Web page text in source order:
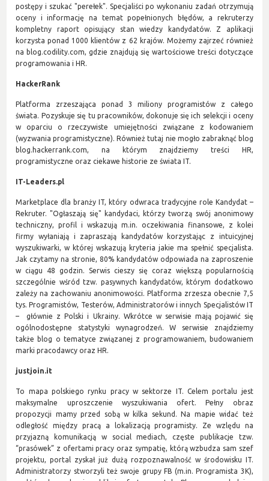
postępy i szukać "perełek". Specjaliści po wykonaniu zadań otrzymują
oceny i informację na temat popełnionych błędów, a rekruterzy
kompletny raport opisujący stan wiedzy kandydatów. Z aplikacji
korzysta ponad 1000 klientów z 62 krajów. Możemy zajrzeć również
na blog.codility.com, gdzie znajdują się wartościowe treści dotyczące
programowania i HR.
HackerRank
Platforma zrzeszająca ponad 3 miliony programistów z całego
świata. Pozyskuje się tu pracowników, dokonuje się ich selekcji i oceny
w oparciu o rzeczywiste umiejętności związane z kodowaniem
(wyzwania programistyczne). Również tutaj nie mogło zabraknąć blog
blog.hackerrank.com, na którym znajdziemy treści HR,
programistyczne oraz ciekawe historie ze świata IT.
IT-Leaders.pl
Marketplace dla branży IT, który odwraca tradycyjne role Kandydat –
Rekruter. "Ogłaszają się" kandydaci, którzy tworzą swój anonimowy
techniczny, profil i wskazują m.in. oczekiwania finansowe, z kolei
firmy wyłaniają i zapraszają kandydatów korzystając z intuicyjnej
wyszukiwarki, w której wskazują kryteria jakie ma spełnić specjalista.
Jak czytamy na stronie, 80% kandydatów odpowiada na zaproszenie
w ciągu 48 godzin. Serwis cieszy się coraz większą popularnością
szczególnie wśród tzw. pasywnych kandydatów, którym dodatkowo
zależy na zachowaniu anonimowości. Platforma zrzesza obecnie 7,5
tys. Programistów, Testerów, Administratorów i innych Specjalistów IT
– głównie z Polski i Ukrainy. Wkrótce w serwisie mają pojawić się
ogólnodostępne statystyki wynagrodzeń. W serwisie znajdziemy
także blog o tematyce związanej z programowaniem, budowaniem
marki pracodawcy oraz HR.
justjoin.it
To mapa polskiego rynku pracy w sektorze IT. Celem portalu jest
maksymalne uproszczenie wyszukiwania ofert. Pełny obraz
propozycji mamy przed sobą w kilka sekund. Na mapie widać też
odległość między pracą a lokalizacją programisty. Ze wzlędu na
przyjazną komunikacją w social mediach, częste publikacje tzw.
“prasówek” z ofertami pracy oraz sympatię, którą wzbudza sam szef
projektu, portal zyskał już dużą rozpoznawalność w środowisku IT.
Administratorzy stworzyli też swoje grupy FB (m.in. Programista 3K),